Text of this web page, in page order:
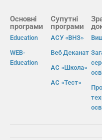
Основні
програми
Education
WEB-
Education
Супутні
програми
АСУ «ВНЗ»
Веб Деканат
АС «Школа»
АС «Тест»